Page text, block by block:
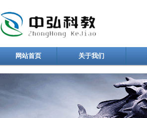
网站首页 关于我们